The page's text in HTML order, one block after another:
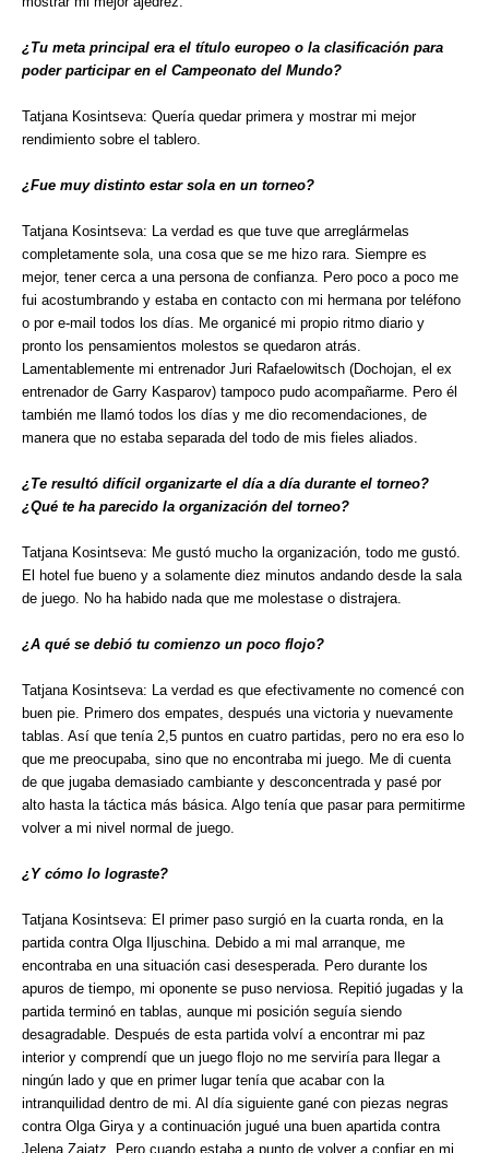
¿Tu meta principal era el título europeo o la clasificación para
poder participar en el Campeonato del Mundo?
Tatjana Kosintseva: Quería quedar primera y mostrar mi mejor
rendimiento sobre el tablero.
¿Fue muy distinto estar sola en un torneo?
Tatjana Kosintseva: La verdad es que tuve que arreglármelas
completamente sola, una cosa que se me hizo rara. Siempre es
mejor, tener cerca a una persona de confianza. Pero poco a poco me
fui acostumbrando y estaba en contacto con mi hermana por teléfono
o por e-mail todos los días. Me organicé mi propio ritmo diario y
pronto los pensamientos molestos se quedaron atrás.
Lamentablemente mi entrenador Juri Rafaelowitsch (Dochojan, el ex
entrenador de Garry Kasparov) tampoco pudo acompañarme. Pero él
también me llamó todos los días y me dio recomendaciones, de
manera que no estaba separada del todo de mis fieles aliados.
¿Te resultó difícil organizarte el día a día durante el torneo?
¿Qué te ha parecido la organización del torneo?
Tatjana Kosintseva: Me gustó mucho la organización, todo me gustó.
El hotel fue bueno y a solamente diez minutos andando desde la sala
de juego. No ha habido nada que me molestase o distrajera.
¿A qué se debió tu comienzo un poco flojo?
Tatjana Kosintseva: La verdad es que efectivamente no comencé con
buen pie. Primero dos empates, después una victoria y nuevamente
tablas. Así que tenía 2,5 puntos en cuatro partidas, pero no era eso lo
que me preocupaba, sino que no encontraba mi juego. Me di cuenta
de que jugaba demasiado cambiante y desconcentrada y pasé por
alto hasta la táctica más básica. Algo tenía que pasar para permitirme
volver a mi nivel normal de juego.
¿Y cómo lo lograste?
Tatjana Kosintseva: El primer paso surgió en la cuarta ronda, en la
partida contra Olga Iljuschina. Debido a mi mal arranque, me
encontraba en una situación casi desesperada. Pero durante los
apuros de tiempo, mi oponente se puso nerviosa. Repitió jugadas y la
partida terminó en tablas, aunque mi posición seguía siendo
desagradable. Después de esta partida volví a encontrar mi paz
interior y comprendí que un juego flojo no me serviría para llegar a
ningún lado y que en primer lugar tenía que acabar con la
intranquilidad dentro de mi. Al día siguiente gané con piezas negras
contra Olga Girya y a continuación jugué una buen apartida contra
Jelena Zaiatz. Pero cuando estaba a punto de volver a confiar en mi